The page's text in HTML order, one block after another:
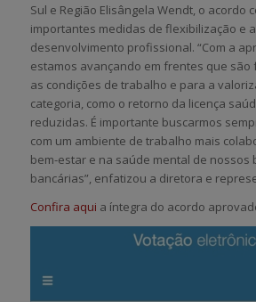
Sul e Região Elisângela Wendt, o acordo
importantes medidas de flexibilização e
desenvolvimento profissional. “Com a
estamos avançando em frentes que
as condições de trabalho e para a
categoria, como o retorno da licença
reduzidas. É importante buscarmos
com um ambiente de trabalho mais
bem-estar e na saúde mental de nossos
bancárias”, enfatizou a diretora e
Confira aqui a íntegra do acordo